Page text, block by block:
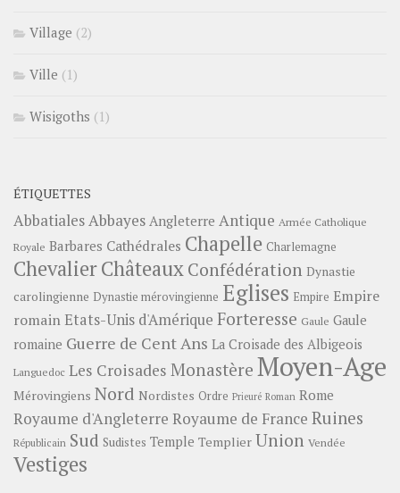
Village (2)
Ville (1)
Wisigoths (1)
ÉTIQUETTES
Abbatiales Abbayes Angleterre Antique Armée Catholique
Royale Barbares Cathédrales Chapelle Charlemagne
ChevalierChâteauxConfédération Dynastie
carolingienne Dynastie mérovingienne Eglises Empire Empire
romainEtats-Unis d'Amérique Forteresse Gaule Gaule
romaine Guerre de Cent Ans La Croisade des Albigeois
Languedoc Les Croisades Monastère Moyen-Age
Mérovingiens Nord Nordistes Ordre Prieuré Roman Rome
Royaume d'Angleterre Royaume de France Ruines
Républicain Sud Sudistes Temple Templier Union Vendée
Vestiges